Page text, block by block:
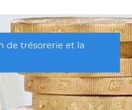
de trésorerie et la